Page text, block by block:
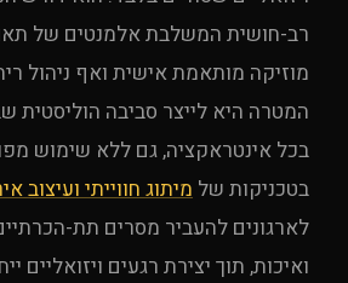
רב-חושית המשלבת אלמנטים של
מוזיקה מותאמת אישית ואף ניהול
המטרה היא לייצר סביבה הוליסטית
בכל אינטראקציה, גם ללא שימוש
בטכניקות של מיתוג חווייתי ועיצוב
לארגונים להעביר מסרים תת-
ואיכות, תוך יצירת רגעים ויזואליים